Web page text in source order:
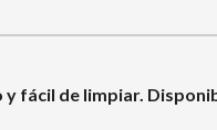
de limpiar.